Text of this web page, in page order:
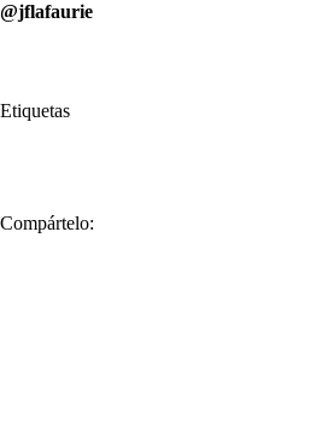
@jflafaurie
Etiquetas
Compártelo: